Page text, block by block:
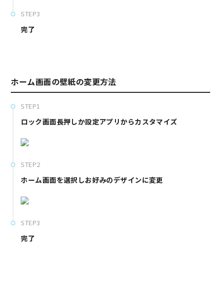
STEP3
完了
ホーム画面の壁紙の変更方法
STEP1
ロック画面長押しか設定アプリからカスタマイズ
STEP2
ホーム画面を選択しお好みのデザインに変更
STEP3
完了